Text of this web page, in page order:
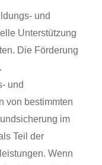
und
Unterstützung
Die Förderung
und
von bestimmten
im
Teil der
Wenn